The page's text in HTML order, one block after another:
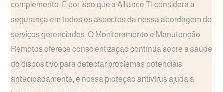
complemento. É por isso que a Alliance TI considera a
segurança em todos os aspectos da nossa abordagem de
serviços gerenciados. O Monitoramento e Manutenção
Remotos oferece conscientização contínua sobre a saúde
do dispositivo para detectar problemas potenciais
antecipadamente, e nossa proteção antivírus ajuda a